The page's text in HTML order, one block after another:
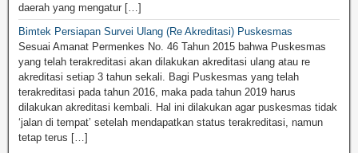
daerah yang mengatur […]
Bimtek Persiapan Survei Ulang (Re Akreditasi) Puskesmas
Sesuai Amanat Permenkes No. 46 Tahun 2015 bahwa Puskesmas
yang telah terakreditasi akan dilakukan akreditasi ulang atau re
akreditasi setiap 3 tahun sekali. Bagi Puskesmas yang telah
terakreditasi pada tahun 2016, maka pada tahun 2019 harus
dilakukan akreditasi kembali. Hal ini dilakukan agar puskesmas tidak
‘jalan di tempat’ setelah mendapatkan status terakreditasi, namun
tetap terus […]